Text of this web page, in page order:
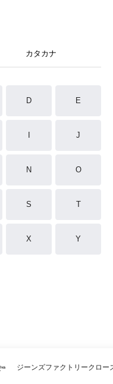
カタカナ
D E
J
N O
S T
X Y
ジーンズファクトリークロー